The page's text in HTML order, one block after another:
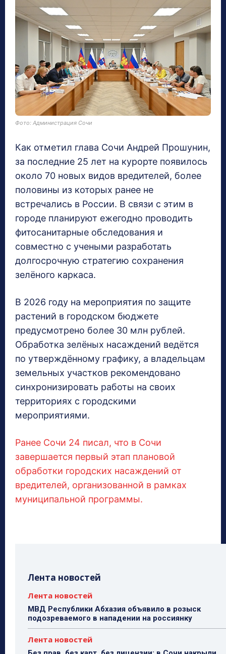
Фото: Администрация Сочи
Как отметил глава Сочи Андрей Прошунин,
за последние 25 лет на курорте появилось
около 70 новых видов вредителей, более
половины из которых ранее не
встречались в России. В связи с этим в
городе планируют ежегодно проводить
фитосанитарные обследования и
совместно с учеными разработать
долгосрочную стратегию сохранения
зелёного каркаса.
В 2026 году на мероприятия по защите
растений в городском бюджете
предусмотрено более 30 млн рублей.
Обработка зелёных насаждений ведётся
по утверждённому графику, а владельцам
земельных участков рекомендовано
синхронизировать работы на своих
территориях с городскими
мероприятиями.
Ранее Сочи 24 писал, что в Сочи
завершается первый этап плановой
обработки городских насаждений от
вредителей, организованной в рамках
муниципальной программы.
Лента новостей
Лента новостей
МВД Республики Абхазия объявило в розыск
подозреваемого в нападении на россиянку
Лента новостей